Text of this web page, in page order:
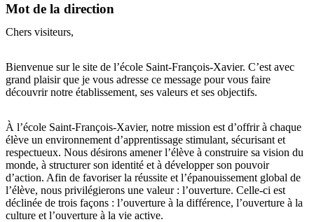
Mot de la direction
Chers visiteurs,
Bienvenue sur le site de l’école Saint-François-Xavier. C’est avec
grand plaisir que je vous adresse ce message pour vous faire
découvrir notre établissement, ses valeurs et ses objectifs.
À l’école Saint-François-Xavier, notre mission est d’offrir à chaque
élève un environnement d’apprentissage stimulant, sécurisant et
respectueux. Nous désirons amener l’élève à construire sa vision du
monde, à structurer son identité et à développer son pouvoir
d’action. Afin de favoriser la réussite et l’épanouissement global de
l’élève, nous privilégierons une valeur : l’ouverture. Celle-ci est
déclinée de trois façons : l’ouverture à la différence, l’ouverture à la
culture et l’ouverture à la vie active.